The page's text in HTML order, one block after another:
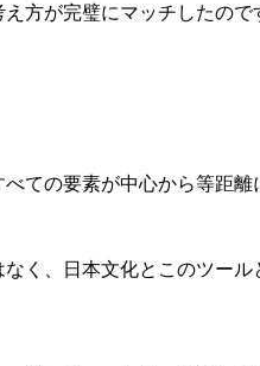
方が完璧にマッチしたので
ての要素が中心から等距
く、日本文化とこのツール